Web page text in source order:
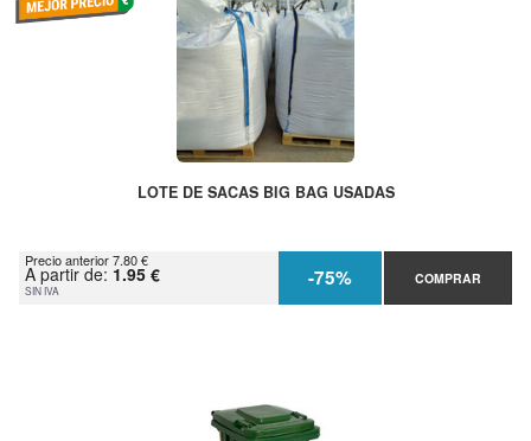
LOTE DE SACAS BIG BAG USADAS
Precio anterior 7.80 €
A partir de: 1.95 €
SIN IVA -75% COMPRAR